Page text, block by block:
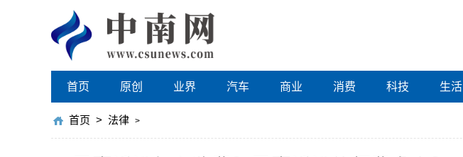
首页 原创 业界 汽车 商业 消费 科技 生活
首页 > 法律 >